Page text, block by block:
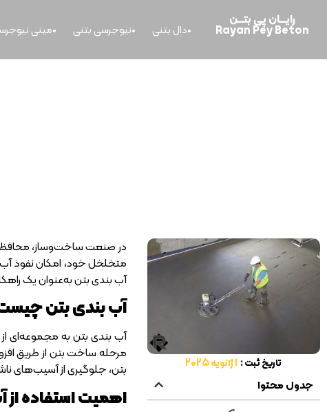
رایــــان پی بتــــن
Rayan Pey Beton دال بتنی نیوجرسی بتنی مینی
تاریخ ثبت : 1 ژانویه 2025
جدول محتوا
در صنعت ساخت‌وساز، محافظت
متخلخل خود، امکان نفوذ
آب بندی بتن به‌عنوان یک
آب بندی بتن
آب بندی بتن به مجموعه‌ای
مرحله ساخت بتن از طریق
بتن، جلوگیری از آسیب‌های
اهمیت استفاده از